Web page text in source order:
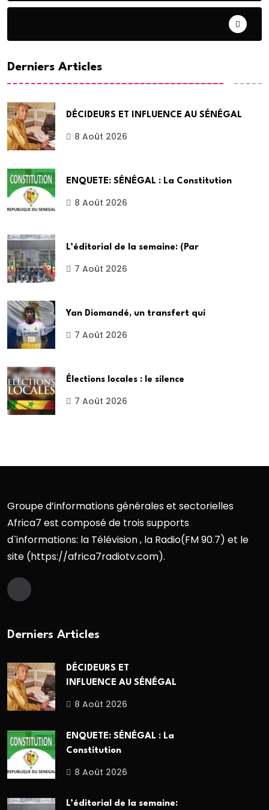
Derniers Articles
DÉCIDEURS ET INFLUENCE AU SÉNÉGAL
8 Août 2026
ENQUETE: SÉNÉGAL : La Constitution
8 Août 2026
L’éditorial de la semaine: (Par
7 Août 2026
Yan Diomandé, un transfert qui
7 Août 2026
Élections locales : le silence
7 Août 2026
Groupe d’informations générales et sectorielles
Africa7 est composé de trois supports
d`informations: la Télévision , la Radio(FM 90.7) et le
site (https://africa7radiotv.com).
Derniers Articles
DÉCIDEURS ET
INFLUENCE AU SÉNÉGAL
8 Août 2026
ENQUETE: SÉNÉGAL : La
Constitution
8 Août 2026
L’éditorial de la semaine: